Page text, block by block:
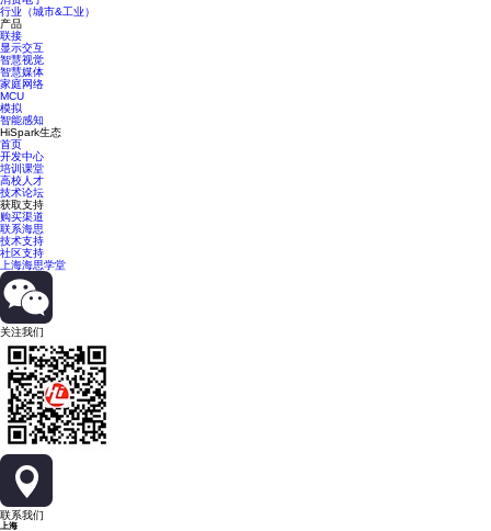
行业（城市&工业）
产品
联接
显示交互
智慧视觉
智慧媒体
家庭网络
MCU
模拟
智能感知
HiSpark生态
首页
开发中心
培训课堂
高校人才
技术论坛
获取支持
购买渠道
联系海思
技术支持
社区支持
上海海思学堂
关注我们
联系我们
上海